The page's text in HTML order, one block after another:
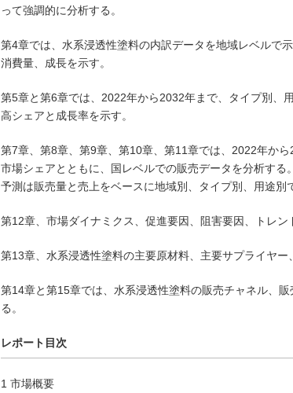
って強調的に分析する。
第4章では、水系浸透性塗料の内訳データを地域レベルで
消費量、成長を示す。
第5章と第6章では、2022年から2032年まで、タイプ別、
高シェアと成長率を示す。
第7章、第8章、第9章、第10章、第11章では、2022年か
市場シェアとともに、国レベルでの販売データを分析す
予測は販売量と売上をベースに地域別、タイプ別、用途別
第12章、市場ダイナミクス、促進要因、阻害要因、トレン
第13章、水系浸透性塗料の主要原材料、主要サプライヤー
第14章と第15章では、水系浸透性塗料の販売チャネル、
る。
レポート目次
1 市場概要